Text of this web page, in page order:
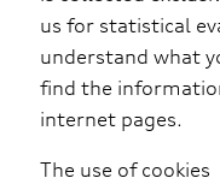
us for statistical
understand what
find the
internet pages.
The use of cookies